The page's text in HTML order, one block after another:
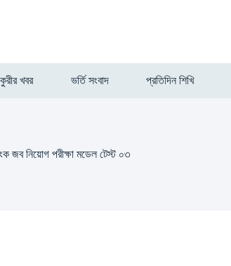
খবর ভর্তি সংবাদ প্রতিদিন শিখি
জব নিয়োগ পরীক্ষা মডেল টেস্ট ০৩